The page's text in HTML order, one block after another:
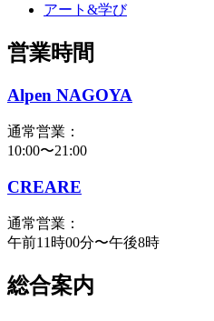
アート&学び
営業時間
Alpen NAGOYA
通常営業：
10:00〜21:00
CREARE
通常営業：
午前11時00分〜午後8時
総合案内